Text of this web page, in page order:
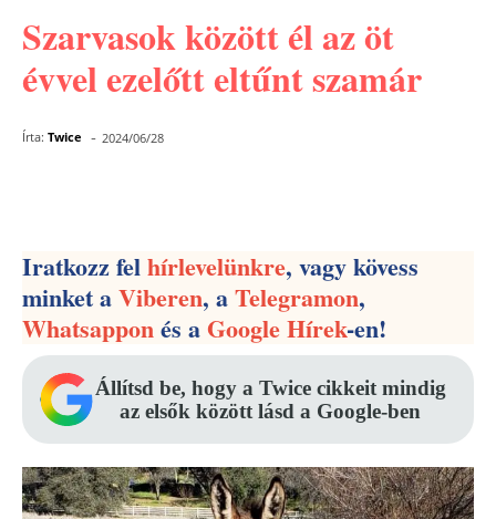
Szarvasok között él az öt
évvel ezelőtt eltűnt szamár
Írta: Twice - 2024/06/28
Iratkozz felhírlevelünkre, vagy kövess
minket aViberen, aTelegramon,
Whatsapponés aGoogle Hírek-en!
Állítsd be, hogy a Twice cikkeit mindig
az elsők között lásd a Google-ben